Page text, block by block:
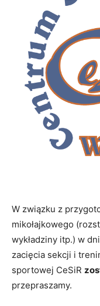
W związku z
mikołajkowego
wykładziny itp.) w
zacięcia sekcji i
sportowej CeSiR
przepraszamy.